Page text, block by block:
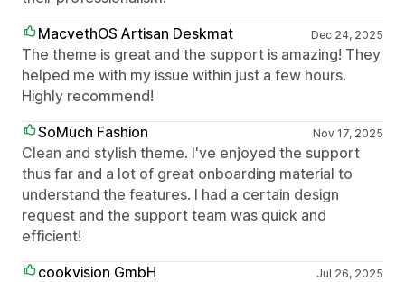
MacvethOS Artisan Deskmat
Dec 24, 2025
The theme is great and the support is amazing! They
helped me with my issue within just a few hours.
Highly recommend!
SoMuch Fashion
Nov 17, 2025
Clean and stylish theme. I've enjoyed the support
thus far and a lot of great onboarding material to
understand the features. I had a certain design
request and the support team was quick and
efficient!
cookvision GmbH
Jul 26, 2025